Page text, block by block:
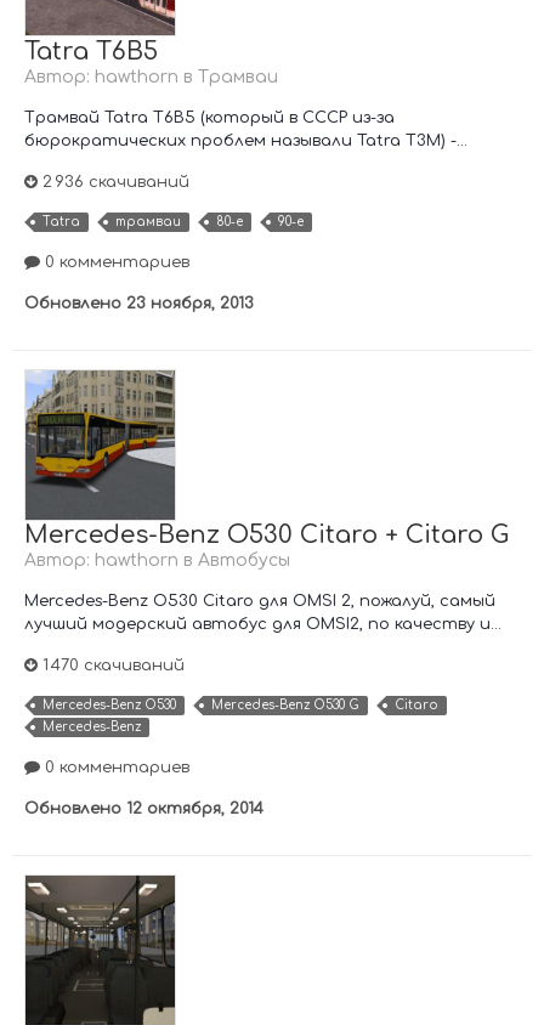
Tatra T6B5
Автор: hawthorn в Трамваи
Трамвай Tatra T6B5 (который в СССР из-за
бюрократических проблем называли Tatra T3M) -...
2 936 скачиваний
Tatra трамваи 80-е 90-е
0 комментариев
Обновлено 23 ноября, 2013
Mercedes-Benz O530 Citaro + Citaro G
Автор: hawthorn в Автобусы
Mercedes-Benz O530 Citaro для OMSI 2, пожалуй, самый
лучший модерский автобус для OMSI2, по качеству и...
1 470 скачиваний
Mercedes-Benz O530 Mercedes-Benz O530 G
Citaro
Mercedes-Benz
0 комментариев
Обновлено 12 октября, 2014